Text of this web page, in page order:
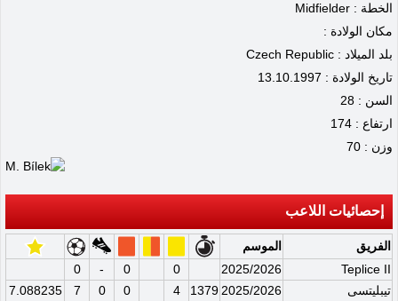
الخطة : Midfielder
مكان الولادة :
بلد الميلاد : Czech Republic
تاريخ الولادة : 13.10.1997
السن : 28
ارتفاع : 174
وزن : 70
إحصائيات اللاعب
الفريق
الموسم
Teplice II
2025/2026
0
0
-
0
تيبليتسى
2025/2026
1379
4
0
0
7
7.088235